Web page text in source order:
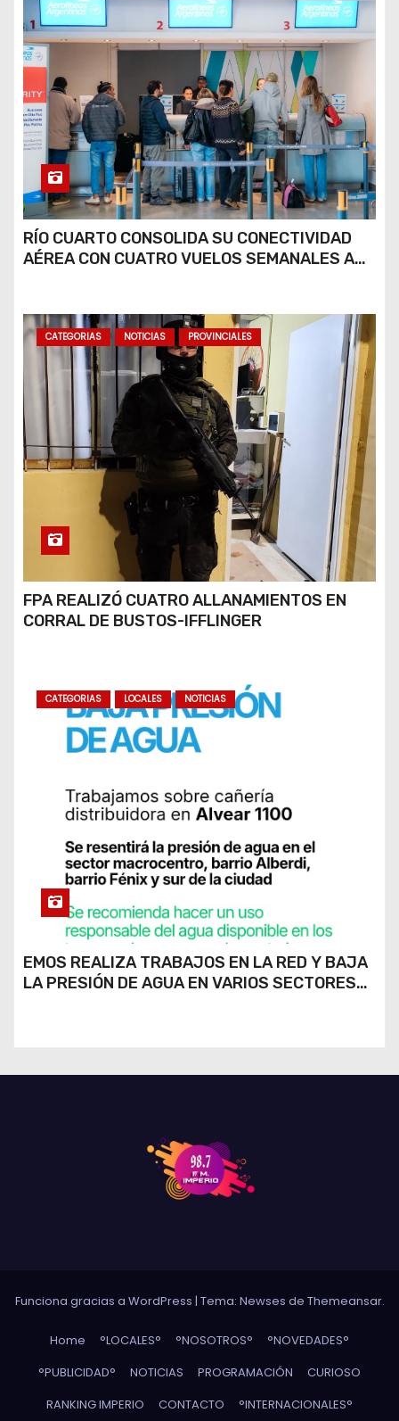
RÍO CUARTO CONSOLIDA SU CONECTIVIDAD
AÉREA CON CUATRO VUELOS SEMANALES A
CATEGORIAS NOTICIAS PROVINCIALES
FPA REALIZÓ CUATRO ALLANAMIENTOS EN
CORRAL DE BUSTOS-IFFLINGER
CATEGORIAS LOCALES NOTICIAS
EMOS REALIZA TRABAJOS EN LA RED Y BAJA
LA PRESIÓN DE AGUA EN VARIOS SECTORES
Funciona gracias a WordPress | Tema: Newses de Themeansar.
Home °LOCALES° °NOSOTROS°
°NOVEDADES°
°PUBLICIDAD°
NOTICIAS PROGRAMACIÓN
CURIOSO
RANKING IMPERIO
CONTACTO °INTERNACIONALES°